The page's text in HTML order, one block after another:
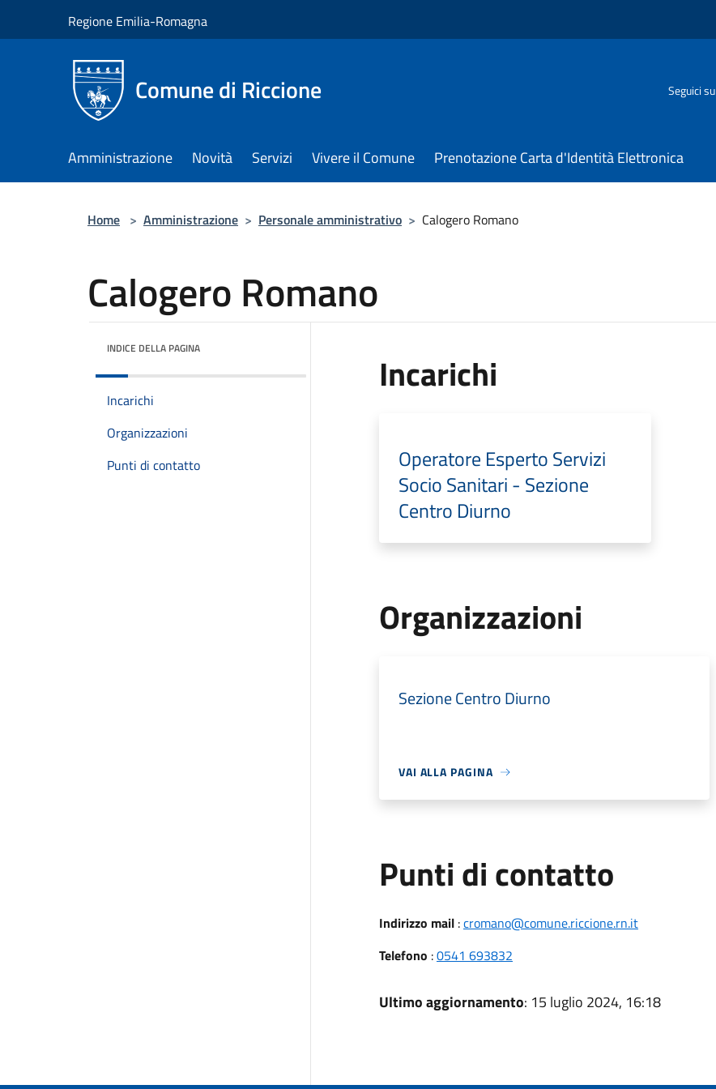
Regione Emilia-Romagna
Comune di Riccione Seguici su
Amministrazione Novità Servizi Vivere il Comune Prenotazione Carta d'Identità Elettronica
Home > Amministrazione > Personale amministrativo > Calogero Romano
Calogero Romano
INDICE DELLA PAGINA
Incarichi
Organizzazioni
Punti di contatto
Incarichi
Operatore Esperto Servizi
Socio Sanitari - Sezione
Centro Diurno
Organizzazioni
Sezione Centro Diurno
VAI ALLA PAGINA
Punti di contatto
Indirizzo mail:cromano@comune.riccione.rn.it
Telefono :0541 693832
Ultimo aggiornamento: 15 luglio 2024, 16:18